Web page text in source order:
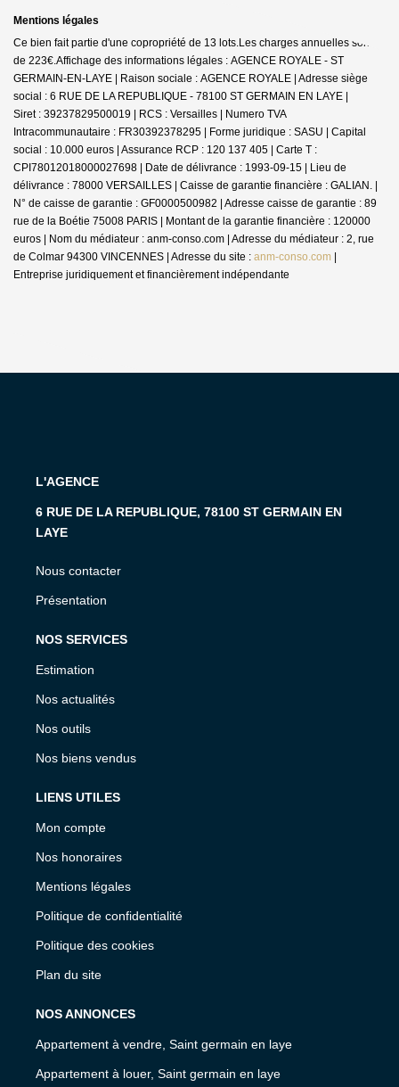
Mentions légales
Ce bien fait partie d'une copropriété de 13 lots.Les charges annuelles sont
de 223€.Affichage des informations légales : AGENCE ROYALE - ST
GERMAIN-EN-LAYE | Raison sociale : AGENCE ROYALE | Adresse siège
social : 6 RUE DE LA REPUBLIQUE - 78100 ST GERMAIN EN LAYE |
Siret : 39237829500019 | RCS : Versailles | Numero TVA
Intracommunautaire : FR30392378295 | Forme juridique : SASU | Capital
social : 10.000 euros | Assurance RCP : 120 137 405 | Carte T :
CPI78012018000027698 | Date de délivrance : 1993-09-15 | Lieu de
délivrance : 78000 VERSAILLES | Caisse de garantie financière : GALIAN. |
N° de caisse de garantie : GF0000500982 | Adresse caisse de garantie : 89
rue de la Boétie 75008 PARIS | Montant de la garantie financière : 120000
euros | Nom du médiateur : anm-conso.com | Adresse du médiateur : 2, rue
de Colmar 94300 VINCENNES | Adresse du site : anm-conso.com |
Entreprise juridiquement et financièrement indépendante
L'AGENCE
6 RUE DE LA REPUBLIQUE, 78100 ST GERMAIN EN
LAYE
Nous contacter
Présentation
NOS SERVICES
Estimation
Nos actualités
Nos outils
Nos biens vendus
LIENS UTILES
Mon compte
Nos honoraires
Mentions légales
Politique de confidentialité
Politique des cookies
Plan du site
NOS ANNONCES
Appartement à vendre, Saint germain en laye
Appartement à louer, Saint germain en laye